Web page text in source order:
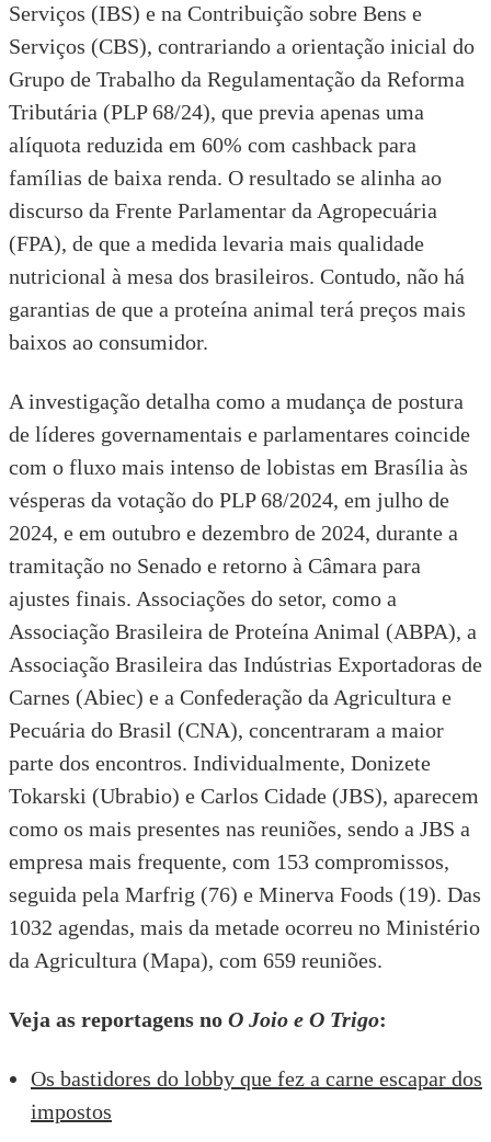
Serviços (IBS) e na Contribuição sobre Bens e
Serviços (CBS), contrariando a orientação inicial do
Grupo de Trabalho da Regulamentação da Reforma
Tributária (PLP 68/24), que previa apenas uma
alíquota reduzida em 60% com cashback para
famílias de baixa renda. O resultado se alinha ao
discurso da Frente Parlamentar da Agropecuária
(FPA), de que a medida levaria mais qualidade
nutricional à mesa dos brasileiros. Contudo, não há
garantias de que a proteína animal terá preços mais
baixos ao consumidor.
A investigação detalha como a mudança de postura
de líderes governamentais e parlamentares coincide
com o fluxo mais intenso de lobistas em Brasília às
vésperas da votação do PLP 68/2024, em julho de
2024, e em outubro e dezembro de 2024, durante a
tramitação no Senado e retorno à Câmara para
ajustes finais. Associações do setor, como a
Associação Brasileira de Proteína Animal (ABPA), a
Associação Brasileira das Indústrias Exportadoras de
Carnes (Abiec) e a Confederação da Agricultura e
Pecuária do Brasil (CNA), concentraram a maior
parte dos encontros. Individualmente, Donizete
Tokarski (Ubrabio) e Carlos Cidade (JBS), aparecem
como os mais presentes nas reuniões, sendo a JBS a
empresa mais frequente, com 153 compromissos,
seguida pela Marfrig (76) e Minerva Foods (19). Das
1032 agendas, mais da metade ocorreu no Ministério
da Agricultura (Mapa), com 659 reuniões.
Veja as reportagens no O Joio e O Trigo:
Os bastidores do lobby que fez a carne escapar dos
impostos